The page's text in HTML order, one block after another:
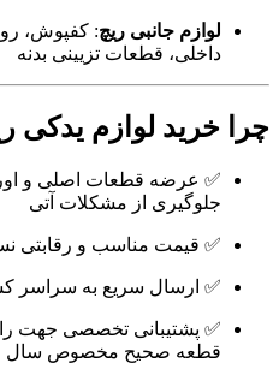
لوازم جانبی ریچ: کفپوش،
داخلی، قطعات تزیینی بدنه
چرا خرید لوازم یدکی
✅ عرضه قطعات اصلی و
جلوگیری از مشکلات آتی
✅ قیمت مناسب و رقابتی
✅ ارسال سریع به سراسر
✅ پشتیبانی تخصصی جهت
قطعه صحیح مخصوص سال